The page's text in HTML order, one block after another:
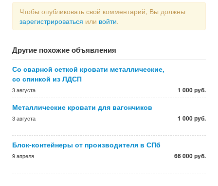
Чтобы опубликовать свой комментарий, Вы должны
зарегистрироваться или войти.
Другие похожие объявления
Со сварной сеткой кровати металлические,
со спинкой из ЛДСП
3 августа 1 000 руб.
Металлические кровати для вагончиков
3 августа 1 000 руб.
Блок-контейнеры от производителя в СПб
9 апреля 66 000 руб.